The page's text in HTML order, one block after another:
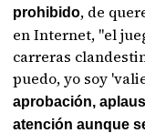
prohibido, de
en Internet, "el
carreras
puedo, yo soy
aprobación,
atención aunque